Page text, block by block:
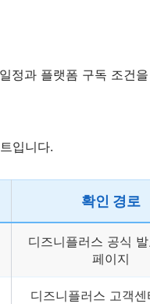
정과 플랫폼 구독 조건
입니다.
확인 경로
디즈니플러스 공식
페이지
디즈니플러스 고객